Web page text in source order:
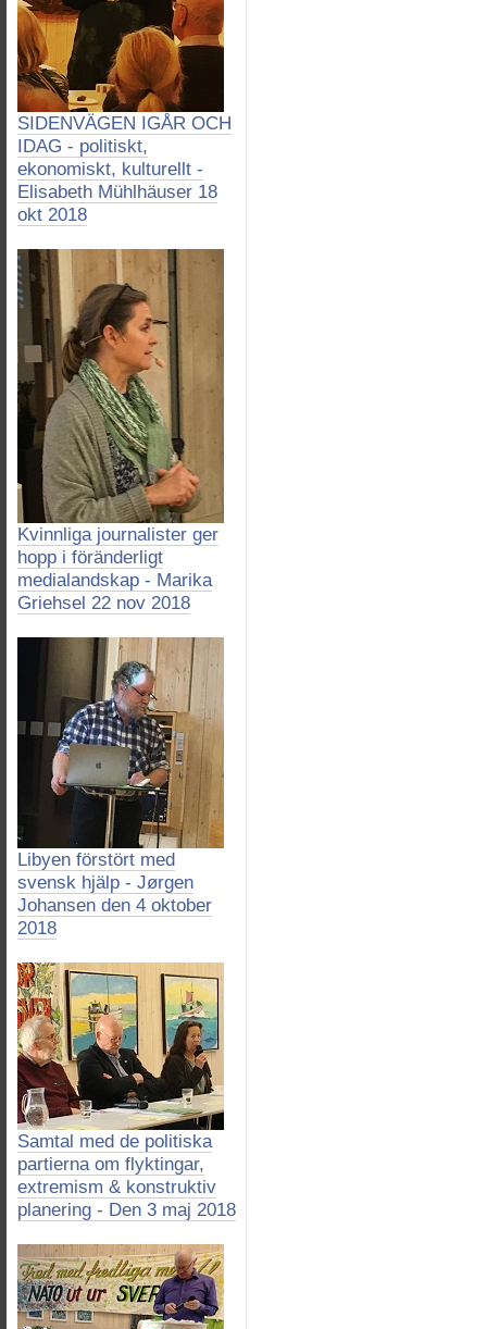
SIDENVÄGEN IGÅR OCH
IDAG - politiskt,
ekonomiskt, kulturellt -
Elisabeth Mühlhäuser 18
okt 2018
Kvinnliga journalister ger
hopp i föränderligt
medialandskap - Marika
Griehsel 22 nov 2018
Libyen förstört med
svensk hjälp - Jørgen
Johansen den 4 oktober
2018
Samtal med de politiska
partierna om flyktingar,
extremism & konstruktiv
planering - Den 3 maj 2018